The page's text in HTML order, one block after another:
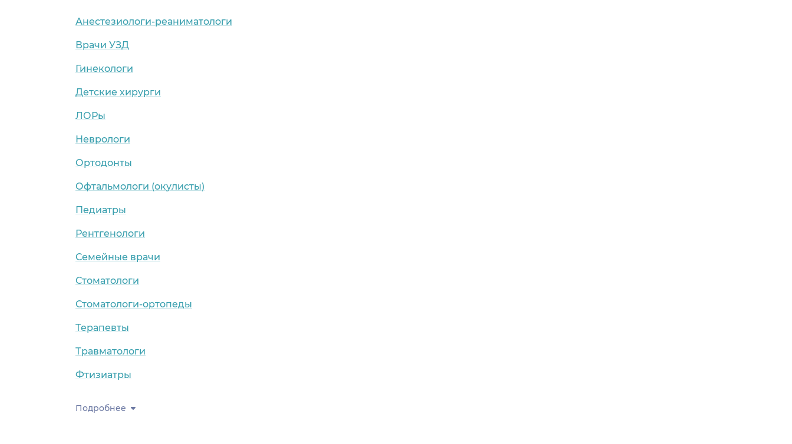
Анестезиологи-реаниматологи
Врачи УЗД
Гинекологи
Детские хирурги
ЛОРы
Неврологи
Ортодонты
Офтальмологи (окулисты)
Педиатры
Рентгенологи
Семейные врачи
Стоматологи
Стоматологи-ортопеды
Терапевты
Травматологи
Фтизиатры
Подробнее